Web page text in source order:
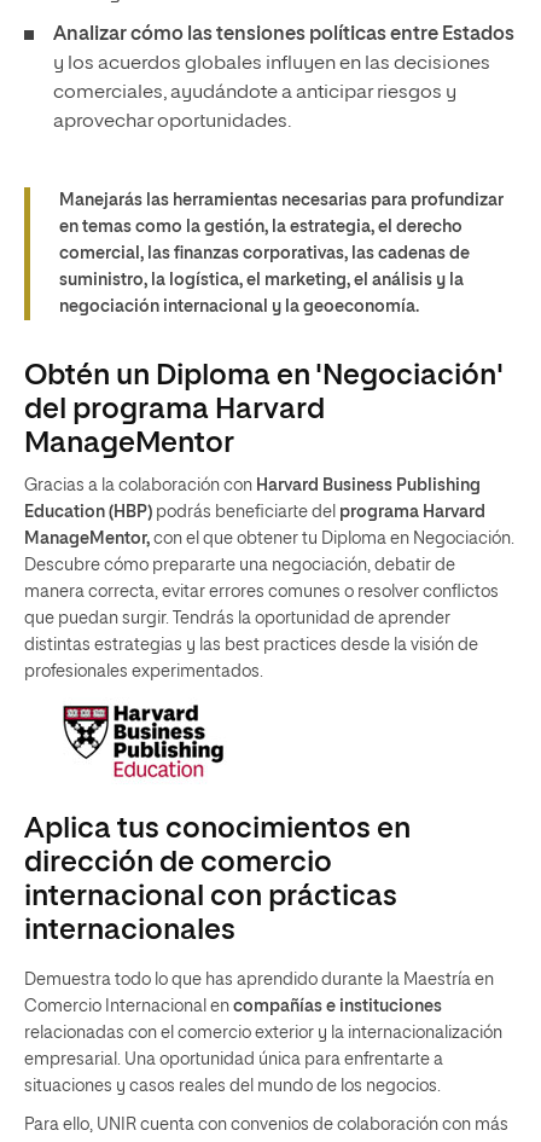
Analizar cómo las tensiones políticas entre Estados
y los acuerdos globales influyen en las decisiones
comerciales, ayudándote a anticipar riesgos y
aprovechar oportunidades.
Manejarás las herramientas necesarias para profundizar
en temas como la gestión, la estrategia, el derecho
comercial, las finanzas corporativas, las cadenas de
suministro, la logística, el marketing, el análisis y la
negociación internacional y la geoeconomía.
Obtén un Diploma en 'Negociación'
del programa Harvard
ManageMentor
Gracias a la colaboración con Harvard Business Publishing
Education (HBP) podrás beneficiarte del programa Harvard
ManageMentor, con el que obtener tu Diploma en Negociación.
Descubre cómo prepararte una negociación, debatir de
manera correcta, evitar errores comunes o resolver conflictos
que puedan surgir. Tendrás la oportunidad de aprender
distintas estrategias y las best practices desde la visión de
profesionales experimentados.
Aplica tus conocimientos en
dirección de comercio
internacional con prácticas
internacionales
Demuestra todo lo que has aprendido durante la Maestría en
Comercio Internacional en compañías e instituciones
relacionadas con el comercio exterior y la internacionalización
empresarial. Una oportunidad única para enfrentarte a
situaciones y casos reales del mundo de los negocios.
Para ello, UNIR cuenta con convenios de colaboración con más